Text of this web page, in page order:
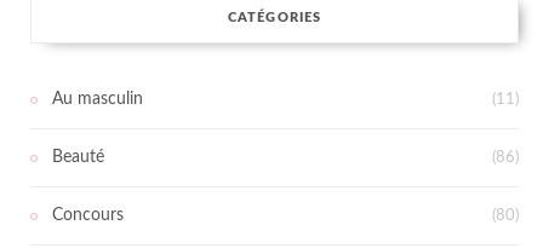
CATÉGORIES
Au masculin (11)
Beauté (86)
Concours (80)